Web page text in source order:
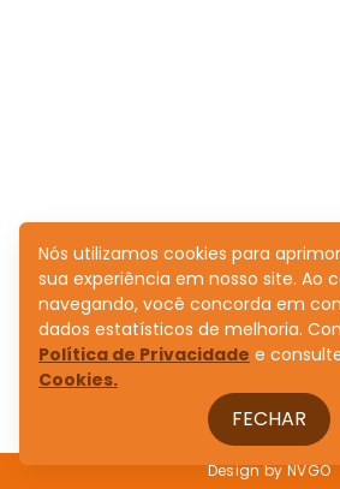
Design byNVGO
Nós utilizamos cookies para
sua experiência em nosso site. Ao
navegando, você concorda em
dados estatísticos de melhoria.
Política de Privacidade e
Cookies.
FECHAR